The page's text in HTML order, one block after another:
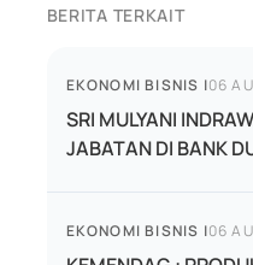
BERITA TERKAIT
EKONOMI BISNIS |06
SRI MULYANI
JABATAN DI BANK
EKONOMI BISNIS |06